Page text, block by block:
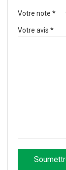
Votre note *
Votre avis *